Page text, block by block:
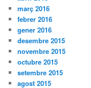
març 2016
febrer 2016
gener 2016
desembre 2015
novembre 2015
octubre 2015
setembre 2015
agost 2015